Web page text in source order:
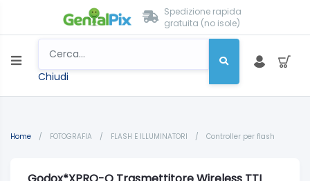
Spedizione rapida
gratuita (no isole)
Chiudi
Home / FOTOGRAFIA / FLASH E ILLUMINATORI / Controller per flash